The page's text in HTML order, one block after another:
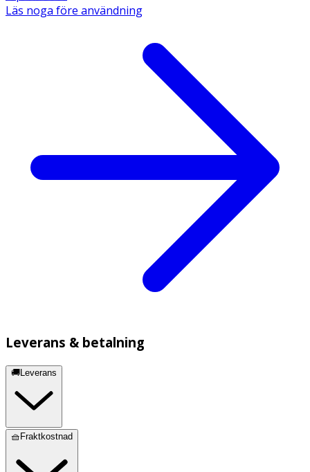
Läs noga före användning
Leverans & betalning
🚚Leverans
🧺Fraktkostnad